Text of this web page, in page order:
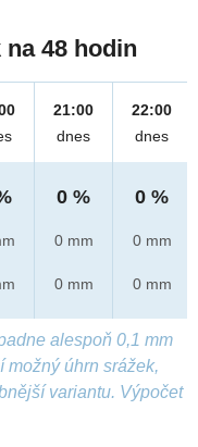
48 hodin
21:00
dnes
0 %
0 mm
0 mm
22:00
dnes
0 %
0 mm
0 mm
alespoň 0,1 mm
možný úhrn srážek,
variantu. Výpočet